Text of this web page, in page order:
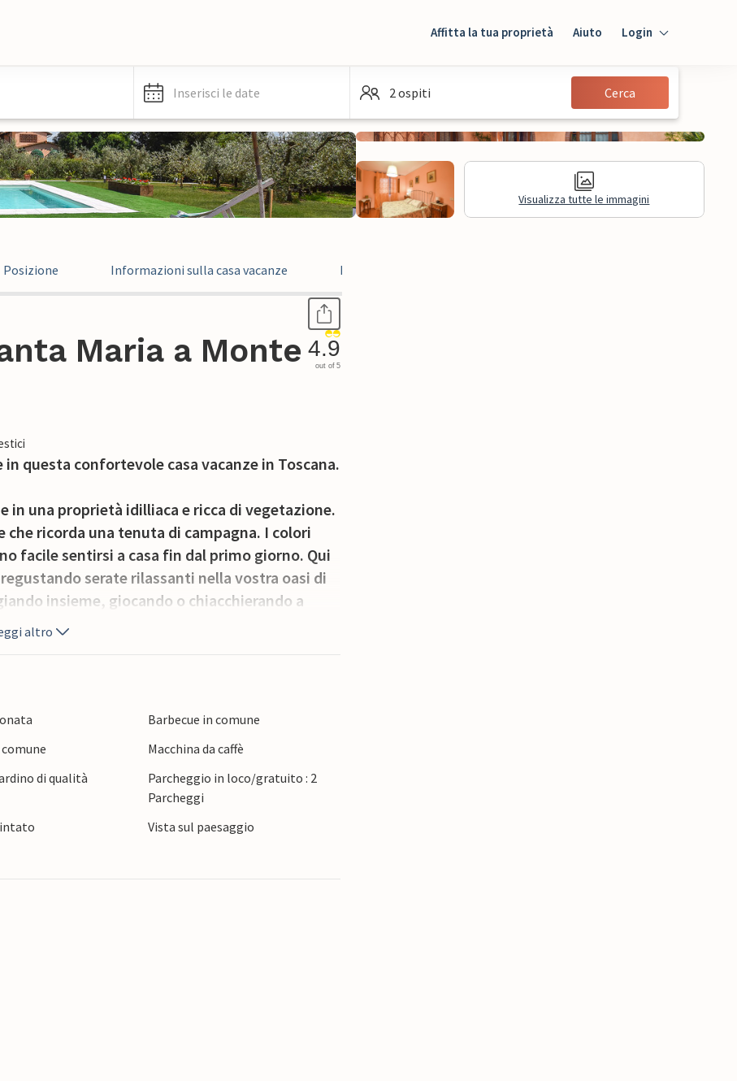
Affitta la tua proprietà Aiuto Login
Ospiti
Inserisci le date 2 ospiti Cerca
Visualizza tutte le immagini
Posizione Informazioni sulla casa vacanze Recensioni
Maria a Monte 4.9
out of 5
questa confortevole casa vacanze in Toscana.
in una proprietà idilliaca e ricca di vegetazione.
ricorda una tenuta di campagna. I colori
facile sentirsi a casa fin dal primo giorno. Qui
serate rilassanti nella vostra oasi di
insieme, giocando o chiacchierando a
ore di relax all'aria aperta. Godetevi il
al vostro ritmo. Ammirate gli edifici di un
o guidate fino alla famosa città di Pisa.
casa vacanze in una splendida posizione.
altro
Barbecue in comune
Macchina da caffè
di qualità
Parcheggio in loco/gratuito : 2
Parcheggi
Vista sul paesaggio